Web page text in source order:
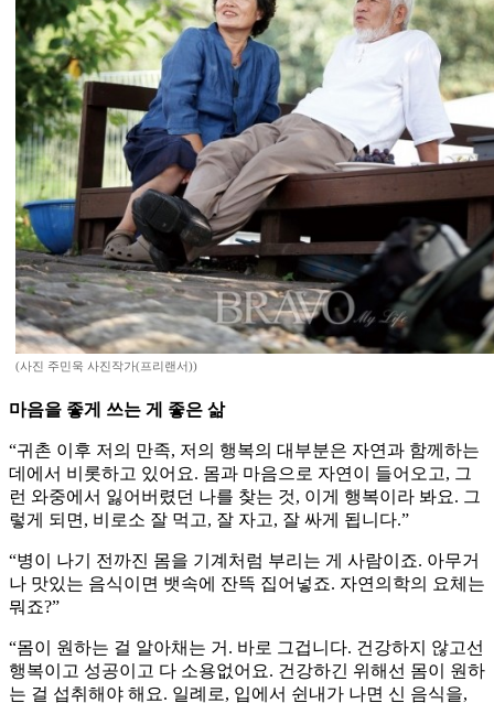
(사진 주민욱 사진작가(프리랜서))
마음을 좋게 쓰는 게 좋은 삶
“귀촌 이후 저의 만족, 저의 행복의 대부분은 자연과 함께하는
데에서 비롯하고 있어요. 몸과 마음으로 자연이 들어오고, 그
런 와중에서 잃어버렸던 나를 찾는 것, 이게 행복이라 봐요. 그
렇게 되면, 비로소 잘 먹고, 잘 자고, 잘 싸게 됩니다.”
“병이 나기 전까진 몸을 기계처럼 부리는 게 사람이죠. 아무거
나 맛있는 음식이면 뱃속에 잔뜩 집어넣죠. 자연의학의 요체는
뭐죠?”
“몸이 원하는 걸 알아채는 거. 바로 그겁니다. 건강하지 않고선
행복이고 성공이고 다 소용없어요. 건강하긴 위해선 몸이 원하
는 걸 섭취해야 해요. 일례로, 입에서 쉰내가 나면 신 음식을,